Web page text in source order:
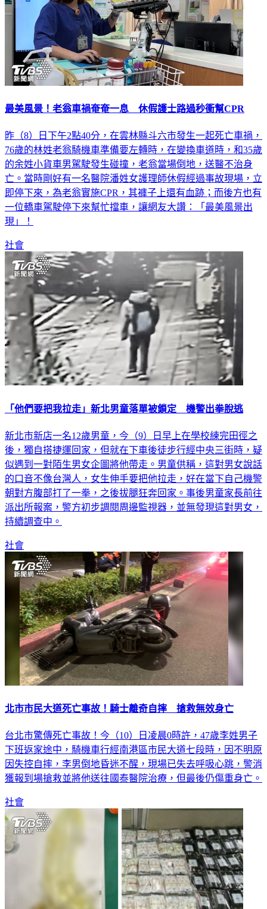
最美風景！老翁車禍奄奄一息 休假護士路過秒衝幫CPR
昨（8）日下午2點40分，在雲林縣斗六市發生一起死亡車禍，
76歲的林姓老翁騎機車準備要左轉時，在變換車道時，和35歲
的余姓小貨車男駕駛發生碰撞，老翁當場倒地，送醫不治身
亡。當時剛好有一名醫院潘姓女護理師休假經過事故現場，立
即停下來，為老翁實施CPR，其褲子上還有血跡；而後方也有
一位轎車駕駛停下來幫忙擋車，讓網友大讚：「最美風景出
現」！
社會
「他們要把我拉走」新北男童落單被鎖定 機警出拳脫逃
新北市新店一名12歲男童，今（9）日早上在學校練完田徑之
後，獨自搭捷運回家，但就在下車後徒步行經中央三街時，疑
似遇到一對陌生男女企圖將他帶走。男童供稱，這對男女說話
的口音不像台灣人，女生伸手要把他拉走，好在當下自己機警
朝對方腹部打了一拳，之後拔腿狂奔回家。事後男童家長前往
派出所報案，警方初步調閱周邊監視器，並無發現這對男女，
持續調查中。
社會
北市市民大道死亡事故！騎士離奇自摔 搶救無效身亡
台北市驚傳死亡事故！今（10）日凌晨0時許，47歲李姓男子
下班返家途中，騎機車行經南港區市民大道七段時，因不明原
因失控自摔，李男倒地昏迷不醒，現場已失去呼吸心跳，警消
獲報到場搶救並將他送往國泰醫院治療，但最後仍傷重身亡。
社會